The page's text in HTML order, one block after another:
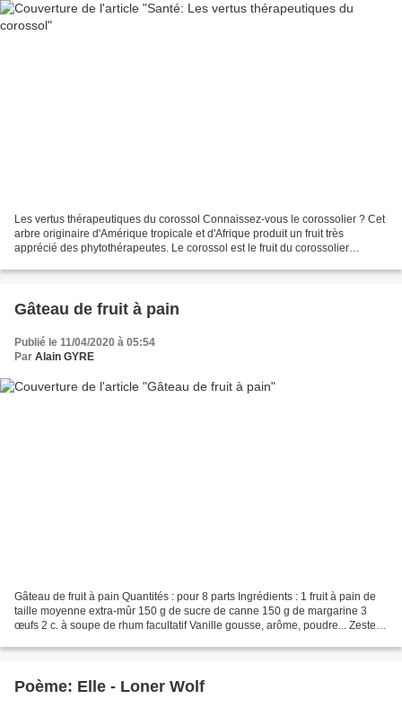
Les vertus thérapeutiques du corossol Connaissez-vous le corossolier ? Cet
arbre originaire d'Amérique tropicale et d'Afrique produit un fruit très
apprécié des phytothérapeutes. Le corossol est le fruit du corossolier
Gâteau de fruit à pain
Publié le 11/04/2020 à 05:54
Par Alain GYRE
Gâteau de fruit à pain Quantités : pour 8 parts Ingrédients : 1 fruit à pain de
taille moyenne extra-mûr 150 g de sucre de canne 150 g de margarine 3
œufs 2 c. à soupe de rhum facultatif Vanille gousse, arôme, poudre... Zeste
Poème: Elle - Loner Wolf